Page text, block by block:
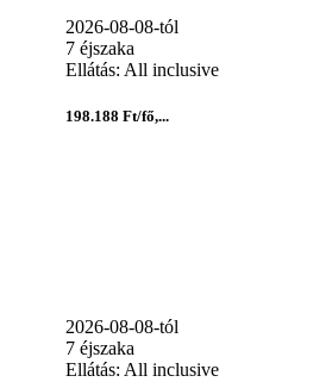
2026-08-08-tól
7 éjszaka
Ellátás: All inclusive
198.188 Ft/fő,...
2026-08-08-tól
7 éjszaka
Ellátás: All inclusive